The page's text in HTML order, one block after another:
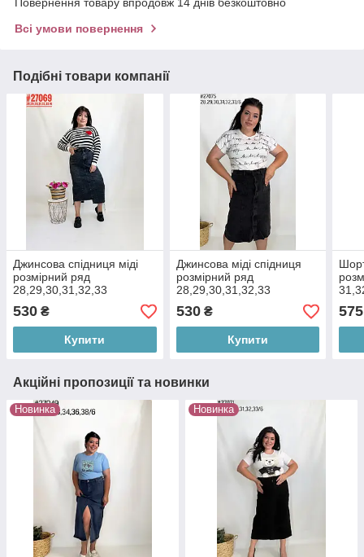
Всі умови повернення
Подібні товари компанії
Джинсова спідниця міді
розмірний ряд
28,29,30,31,32,33
530 ₴
Купити
Джинсова міді спідниця
розмірний ряд
28,29,30,31,32,33
530₴
Купити
575
Акційні пропозиції та новинки
Новинка Новинка